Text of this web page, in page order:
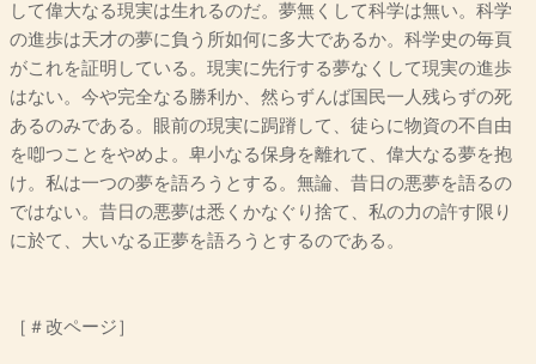
して偉大なる現実は生れるのだ。夢無くして科学は無い。科学
の進歩は天才の夢に負う所如何に多大であるか。科学史の毎頁
がこれを証明している。現実に先行する夢なくして現実の進歩
はない。今や完全なる勝利か、然らずんば国民一人残らずの死
あるのみである。眼前の現実に跼蹐して、徒らに物資の不自由
を喞つことをやめよ。卑小なる保身を離れて、偉大なる夢を抱
け。私は一つの夢を語ろうとする。無論、昔日の悪夢を語るの
ではない。昔日の悪夢は悉くかなぐり捨て、私の力の許す限り
に於て、大いなる正夢を語ろうとするのである。
［＃改ページ］